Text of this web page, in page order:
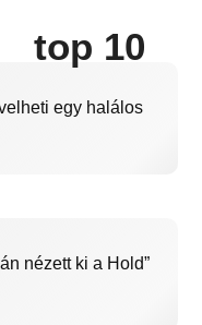
top 10
egy halálos
nézett ki a Hold”